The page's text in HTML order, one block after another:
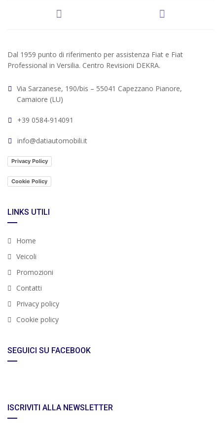
Dal 1959 punto di riferimento per assistenza Fiat e Fiat
Professional in Versilia. Centro Revisioni DEKRA.
Via Sarzanese, 190/bis – 55041 Capezzano Pianore,
Camaiore (LU)
+39 0584-914091
info@datiautomobili.it
Privacy Policy
Cookie Policy
LINKS UTILI
Home
Veicoli
Promozioni
Contatti
Privacy policy
Cookie policy
SEGUICI SU FACEBOOK
ISCRIVITI ALLA NEWSLETTER